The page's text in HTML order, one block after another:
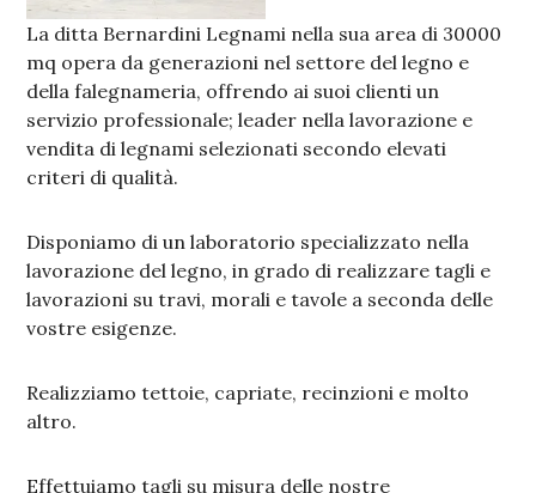
La ditta Bernardini Legnami nella sua area di 30000
mq opera da generazioni nel settore del legno e
della falegnameria, offrendo ai suoi clienti un
servizio professionale; leader nella lavorazione e
vendita di legnami selezionati secondo elevati
criteri di qualità.
Disponiamo di un laboratorio specializzato nella
lavorazione del legno, in grado di realizzare tagli e
lavorazioni su travi, morali e tavole a seconda delle
vostre esigenze.
Realizziamo tettoie, capriate, recinzioni e molto
altro.
Effettuiamo tagli su misura delle nostre